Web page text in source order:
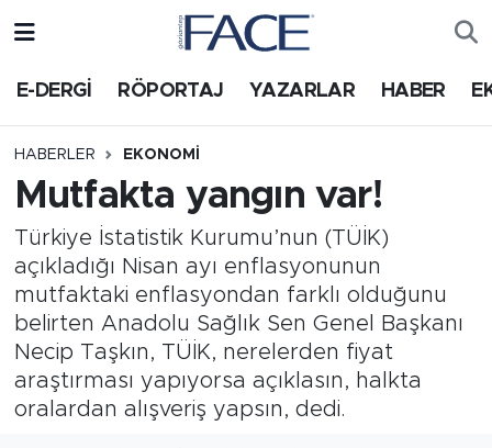
E-DERGİ RÖPORTAJ YAZARLAR HABER
HABERLER EKONOMI
Mutfakta yangın var!
Türkiye İstatistik Kurumu’nun (TÜİK)
açıkladığı Nisan ayı enflasyonunun
mutfaktaki enflasyondan farklı olduğunu
belirten Anadolu Sağlık Sen Genel Başkanı
Necip Taşkın, TÜİK, nerelerden fiyat
araştırması yapıyorsa açıklasın, halkta
oralardan alışveriş yapsın, dedi.
HABER
Nöbetçi Eczaneler
Trafik Durumu
Süper Lig Puan Durumu ve Fikstür
Tüm Manşetler
Son Dakika Haberleri
Haber Arşivi